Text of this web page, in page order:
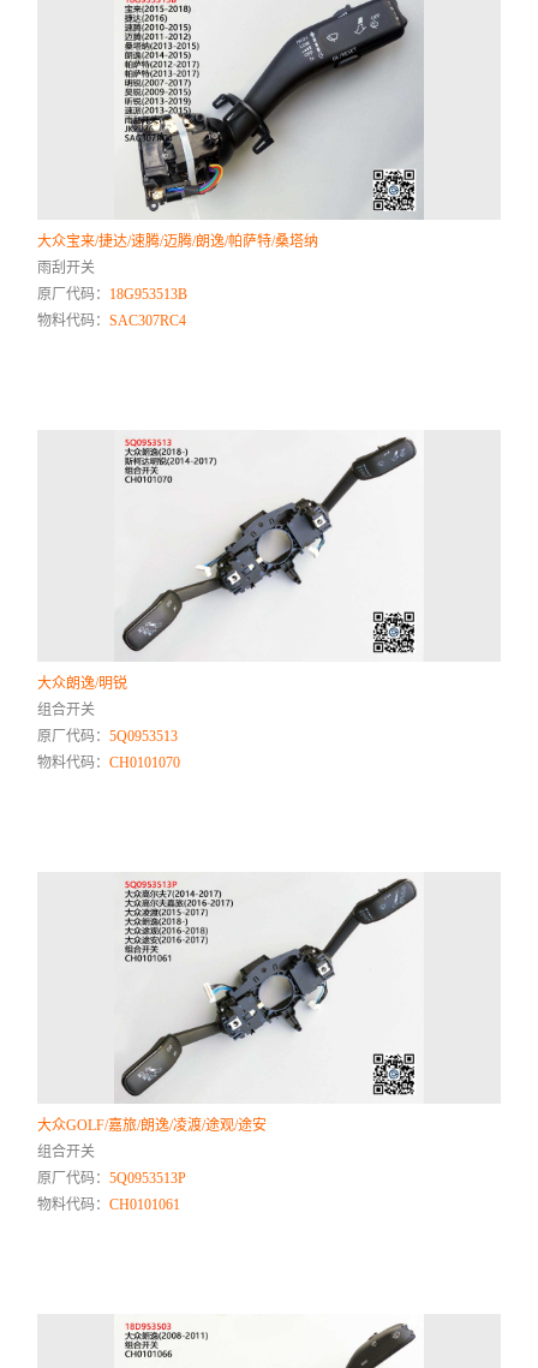
大众宝来/捷达/速腾/迈腾/朗逸/帕萨特/桑塔纳
雨刮开关
原厂代码： 18G953513B
物料代码：SAC307RC4
大众朗逸/明锐
组合开关
原厂代码：5Q0953513
物料代码：CH0101070
大众GOLF/嘉旅/朗逸/凌渡/途观/途安
组合开关
原厂代码：5Q0953513P
物料代码：CH0101061